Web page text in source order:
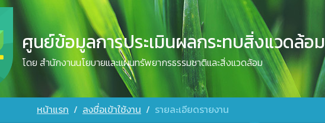
ศูนย์ข้อมูลการประเมินผลกระทบสิ่งแวดล้อม
โดย สำนักงานนโยบายและแผนทรัพยากรธรรมชาติและสิ่งแวดล้อม
หน้าแรก ลงชื่อเข้าใช้งาน รายละเอียดรายงาน